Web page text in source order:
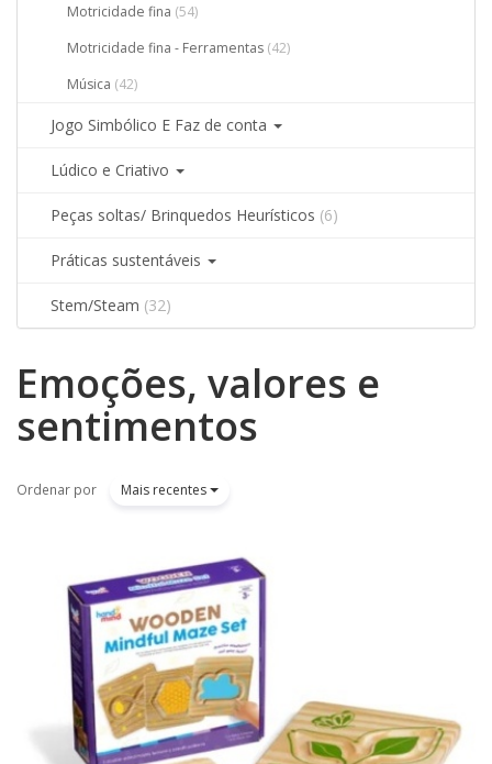
Motricidade fina (54)
Motricidade fina - Ferramentas (42)
Música (42)
Jogo Simbólico E Faz de conta
Lúdico e Criativo
Peças soltas/ Brinquedos Heurísticos (6)
Práticas sustentáveis
Stem/Steam (32)
Filtros
Emoções, valores e
sentimentos
Ordenar por Mais recentes